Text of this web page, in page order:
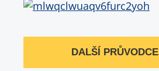
DALŠÍ PRŮVODCE